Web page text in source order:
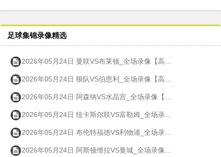
足球集锦录像精选
2026年05月24日 曼联VS布莱顿_全场录像【高清回放】
2026年05月24日 狼队VS伯恩利_全场录像【高清回放】
2026年05月24日 阿森纳VS水晶宫_全场录像【高清回放】
2026年05月24日 纽卡斯尔联VS富勒姆_全场录像【高清回放】
2026年05月24日 布伦特福德VS利物浦_全场录像【高清回放】
2026年05月24日 阿斯顿维拉VS曼城_全场录像【高清回放】